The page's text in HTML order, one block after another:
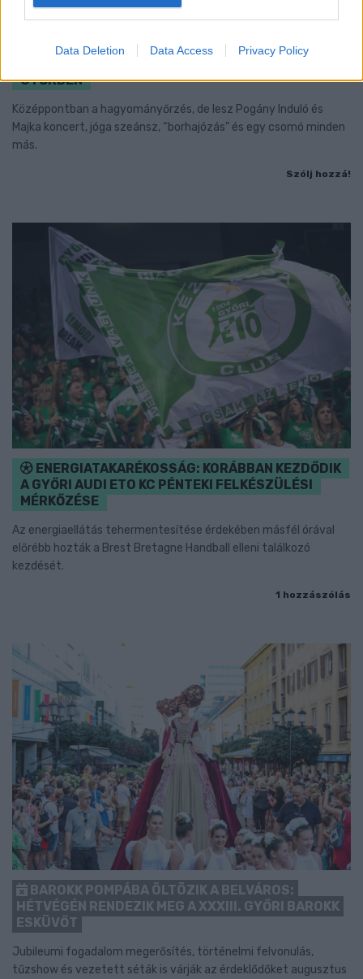
Data Deletion Data Access Privacy Policy
A BAROKK ÖSSZES ÁRNYALATA ÉS MÉG EGY SOR
GYŐRBEN
Középpontban a hagyományőrzés, de lesz Pogány Induló és
Majka koncert, jóga szeánsz, “borhajózás” és egy csomó minden
más.
Szólj hozzá!
ENERGIATAKARÉKOSSÁG: KORÁBBAN KEZDŐDIK
A GYŐRI AUDI ETO KC PÉNTEKI FELKÉSZÜLÉSI
MÉRKŐZÉSE
Az energiaellátás tehermentesítése érdekében másfél órával
előrébb hozták a Brest Bretagne Handball elleni találkozó
kezdését.
1 hozzászólás
BAROKK POMPÁBA ÖLTÖZIK A BELVÁROS:
HÉTVÉGÉN RENDEZIK MEG A XXXIII. GYŐRI BAROKK
ESKÜVŐT
Jubileumi fogadalom megerősítés, történelmi felvonulás,
tűzshow és vezetett séták is várják az érdeklődőket augusztus